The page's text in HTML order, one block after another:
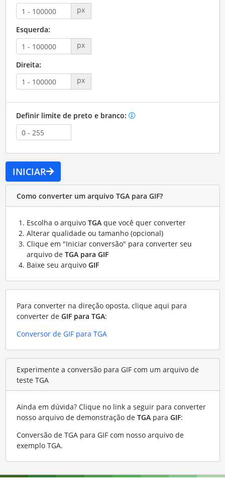
px
Esquerda:
px
Direita:
px
Definir limite de preto e branco:
INICIAR
Como converter um arquivo TGA para GIF?
Escolha o arquivo TGAque você quer converter
Alterar qualidade ou tamanho (opcional)
Clique em "Iniciar conversão" para converter seu
arquivo de TGA para GIF
Baixe seu arquivo GIF
Para converter na direção oposta, clique aqui para
converter de GIF para TGA:
Conversor de GIF para TGA
Experimente a conversão para GIF com um arquivo de
teste TGA
Ainda em dúvida? Clique no link a seguir para converter
nosso arquivo de demonstração de TGApara GIF:
Conversão de TGA para GIF com nosso arquivo de
exemplo TGA.